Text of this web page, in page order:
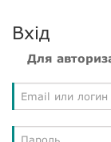
Вхід
Для